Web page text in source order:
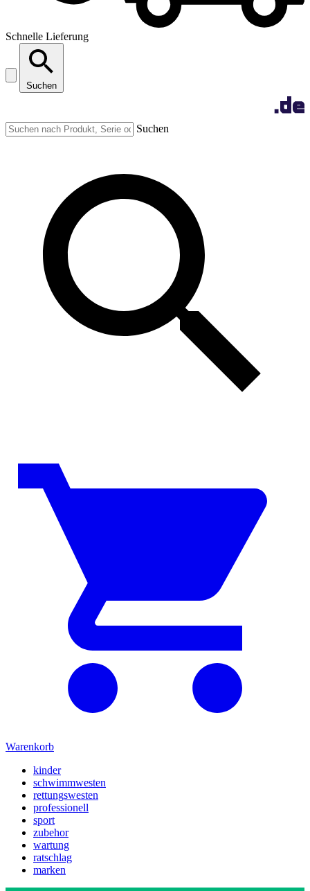
Schnelle Lieferung
Suchen
Suchen
Warenkorb
kinder
schwimmwesten
rettungswesten
professionell
sport
zubehor
wartung
ratschlag
marken